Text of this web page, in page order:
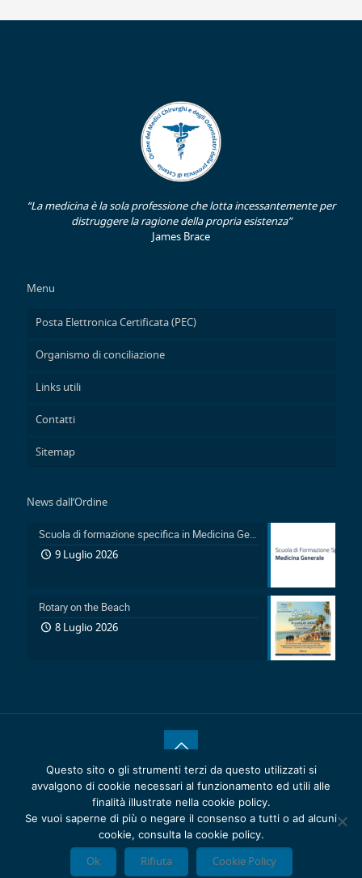
“La medicina è la sola professione che lotta incessantemente per
distruggere la ragione della propria esistenza”
James Brace
Menu
Posta Elettronica Certificata (PEC)
Organismo di conciliazione
Links utili
Contatti
Sitemap
News dall’Ordine
Scuola di formazione specifica in Medicina Generale 2026-2029: Pubblicazione avviso accesso in sovrannumero legge 401/2000 e avviso accesso degli Ufficiali Medici
9 Luglio 2026
Rotary on the Beach
8 Luglio 2026
® 2020 Copyrights. Reattiva >Ordine dei Medici Chirurghi e
degli Odontoiatri della Provincia di Catania - C.F. 80011920875 -
Privacy Policy- Cookie Policy
Feedback Accessibilità-Dichiarazione di accessibilità
Questo sito o gli strumenti terzi da questo utilizzati si
avvalgono di cookie necessari al funzionamento ed utili alle
finalità illustrate nella cookie policy.
Se vuoi saperne di più o negare il consenso a tutti o ad alcuni
cookie, consulta la cookie policy.
Ok Rifiuta Cookie Policy